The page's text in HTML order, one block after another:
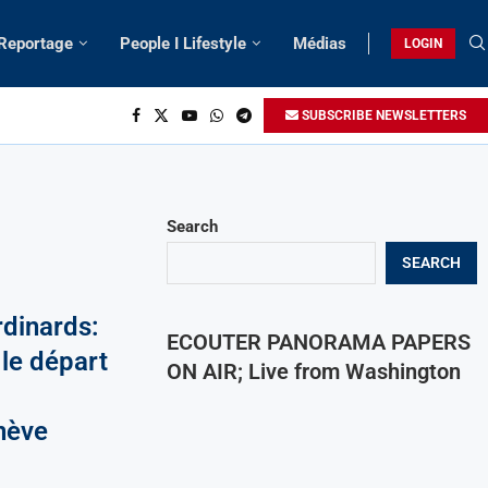
People I Lifestyle Médias LOGIN
SUBSCRIBE NEWSLETTERS
départ
Search
SEARCH
ECOUTER PANORAMA PAPERS
ON AIR; Live from Washington